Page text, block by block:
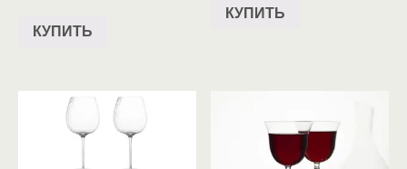
КУПИТЬ
КУПИТЬ